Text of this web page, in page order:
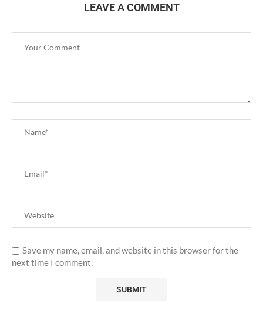
LEAVE A COMMENT
Save my name, email, and website in this browser for the
next time I comment.